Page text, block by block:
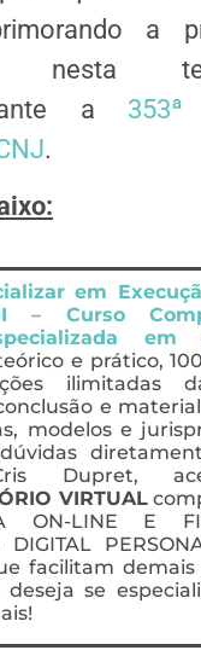
a
nesta
a 353ª
.
em
– Curso
em
e prático,
ilimitadas
e
modelos e
Dupret,
VIRTUAL
ON-LINE E
DIGITAL
facilitam
se